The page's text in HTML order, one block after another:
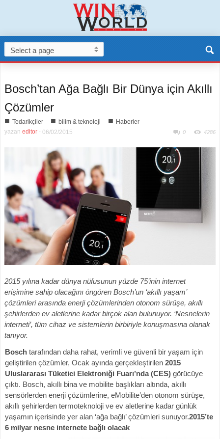
Bosch’tan Ağa Bağlı Bir Dünya için Akıllı
Çözümler
■ Tedarikçiler ■ bilim & teknoloji ■ Haberler
yazan editor - 06/02/2015 0 4286
2015 yılına kadar dünya nüfusunun yüzde 75’inin internet
erişimine sahip olacağını öngören Bosch’un ‘akıllı yaşam’
çözümleri arasında enerji çözümlerinden otonom sürüşe, akıllı
şehirlerden ev aletlerine kadar birçok alan bulunuyor. ‘Nesnelerin
interneti’, tüm cihaz ve sistemlerin birbiriyle konuşmasına olanak
tanıyor.
Bosch tarafından daha rahat, verimli ve güvenli bir yaşam için
geliştirilen çözümler, Ocak ayında gerçekleştirilen 2015
Uluslararası Tüketici Elektroniği Fuarı’nda (CES) görücüye
çıktı. Bosch, akıllı bina ve mobilite başlıkları altında, akıllı
sensörlerden enerji çözümlerine, eMobilite’den otonom sürüşe,
akıllı şehirlerden termoteknoloji ve ev aletlerine kadar günlük
yaşamın içerisinde yer alan ‘ağa bağlı’ çözümleri sunuyor.2015’te
6 milyar nesne internete bağlı olacak